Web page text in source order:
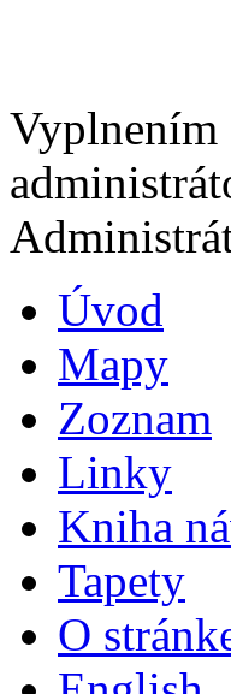
Vyplnením
Úvod
Mapy
Zoznam
Linky
Kniha
Tapety
O